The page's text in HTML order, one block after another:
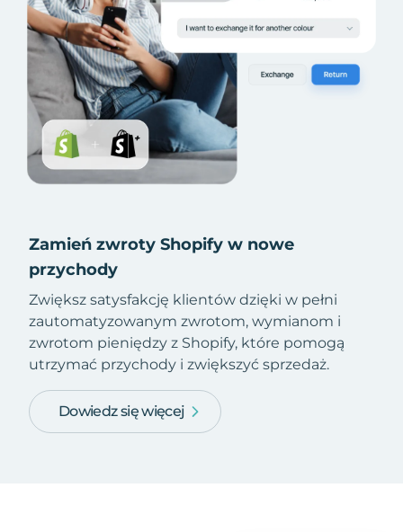
Zamień zwroty Shopify w nowe
przychody
Zwiększ satysfakcję klientów dzięki w pełni
zautomatyzowanym zwrotom, wymianom i
zwrotom pieniędzy z Shopify, które pomogą
utrzymać przychody i zwiększyć sprzedaż.
Dowiedz się więcej